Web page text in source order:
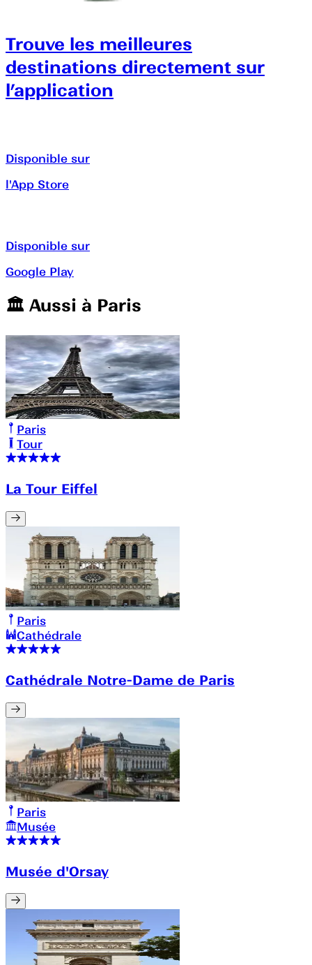
Trouve les meilleures
destinations directement sur
l’application
Disponible sur
l'App Store
Disponible sur
Google Play
🏛️️ Aussi à Paris
Paris
Tour
La Tour Eiffel
Paris
Cathédrale
Cathédrale Notre-Dame de Paris
Paris
Musée
Musée d'Orsay